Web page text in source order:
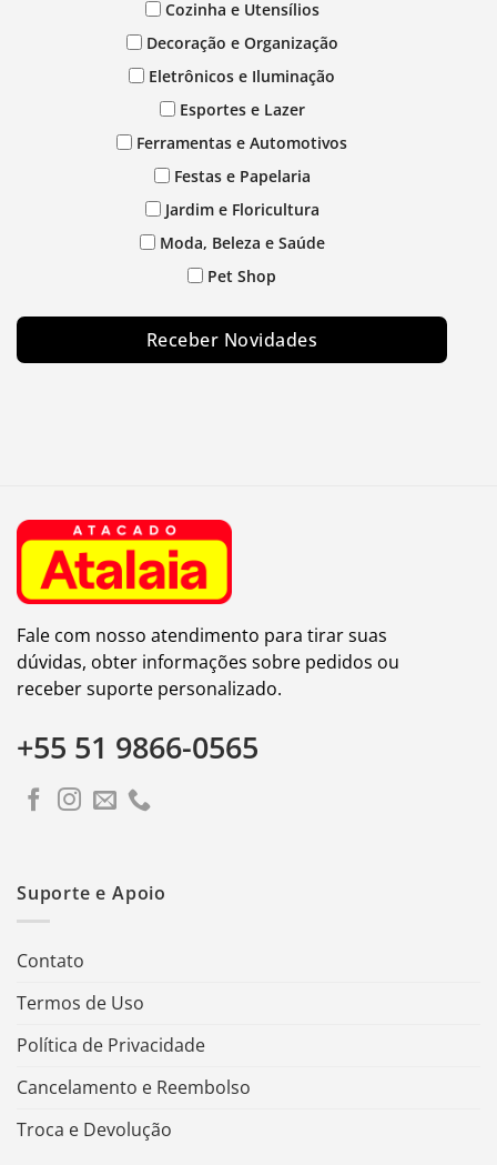
Cozinha e Utensílios
Decoração e Organização
Eletrônicos e Iluminação
Esportes e Lazer
Ferramentas e Automotivos
Festas e Papelaria
Jardim e Floricultura
Moda, Beleza e Saúde
Pet Shop
Receber Novidades
Fale com nosso atendimento para tirar suas
dúvidas, obter informações sobre pedidos ou
receber suporte personalizado.
+55 51 9866-0565
Suporte e Apoio
Contato
Termos de Uso
Política de Privacidade
Cancelamento e Reembolso
Troca e Devolução